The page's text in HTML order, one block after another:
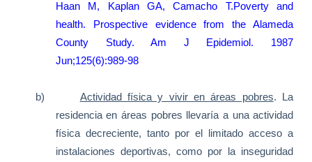
Haan M , Kaplan GA,Camacho T.Poverty and
health. Prospective evidence from the Alameda
County Study.Am J Epidemiol. 1987
Jun;125(6):989-98
b) Actividad física y vivir en áreas pobres. La
residencia en áreas pobres llevaría a una actividad
física decreciente, tanto por el limitado acceso a
instalaciones deportivas, como por la inseguridad